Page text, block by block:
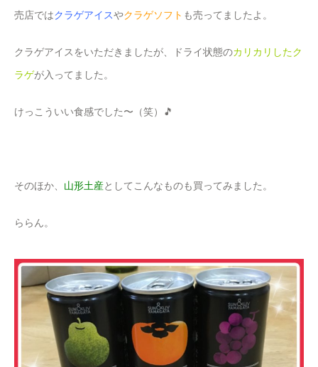
売店ではクラゲアイスやクラゲソフト も売ってましたよ。
クラゲアイスをいただきましたが、ドライ状態のカリカリしたク
ラゲが入ってました。
けっこういい食感でした〜（笑）🎵
そのほか、 山形土産としてこんなものも買ってみました。
ららん。